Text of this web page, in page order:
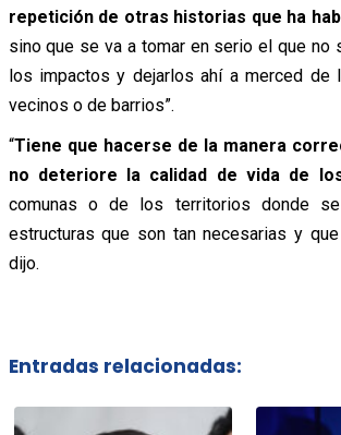
repetición de otras historias que ha
sino que se va a tomar en serio el que no
los impactos y dejarlos ahí a merced de
vecinos o de barrios”.
“Tiene que hacerse de la manera
no deteriore la calidad de vida de
comunas o de los territorios donde
estructuras que son tan necesarias y
dijo.
Entradas relacionadas: